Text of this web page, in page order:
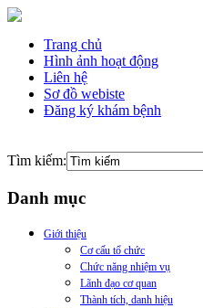
Trang chủ
Hình ảnh hoạt động
Liên hệ
Sơ đồ webiste
Đăng ký khám bệnh
Tìm kiếm:
Danh mục
Giới thiệu
Cơ cấu tổ chức
Chức năng nhiệm vụ
Lãnh đạo cơ quan
Thành tích, danh hiệu